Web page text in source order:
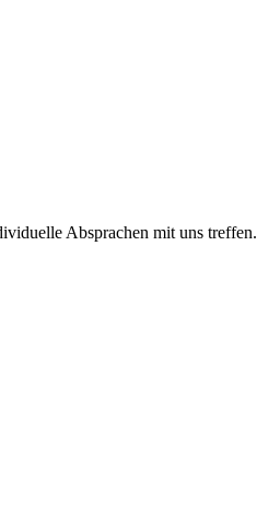
Absprachen mit uns treffen.